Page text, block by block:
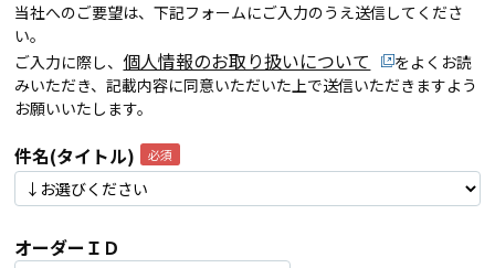
当社へのご要望は、下記フォームにご入力のうえ送信してくださ
い。
ご入力に際し、 個人情報のお取り扱いについて
をよくお読
みいただき、記載内容に同意いただいた上で送信いただきますよう
お願いいたします。
件名(タイトル)
オーダーＩＤ